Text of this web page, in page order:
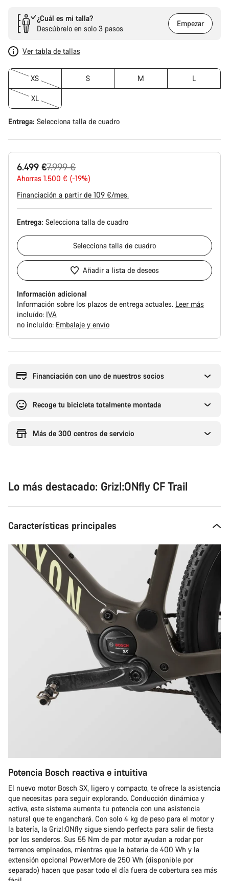
¿Cuál es mi talla?
Descúbrelo en solo 3 pasos
Empezar
Ver tabla de tallas
XS S M L
XL
Entrega: Selecciona talla de cuadro
6.499 €
Precio
original
7.999 €
Ahorras 1.500 € (-19%)
Financiación a partir de 109 €/mes.
Entrega: Selecciona talla de cuadro
Selecciona talla de cuadro
Añadir a lista de deseos
Información adicional
Información sobre los plazos de entrega actuales. Leer más
incluído: IVA
no incluído: Embalaje y envío
compra
Financiación con uno de nuestros socios
Recoge tu bicicleta totalmente montada
Más de 300 centros de servicio
Lo más destacado: Grizl:ONfly CF Trail
Características principales
Potencia Bosch reactiva e intuitiva
El nuevo motor Bosch SX, ligero y compacto, te ofrece la asistencia
que necesitas para seguir explorando. Conducción dinámica y
activa, este sistema aumenta tu potencia con una asistencia
natural que te enganchará. Con solo 4 kg de peso para el motor y
la batería, la Grizl:ONfly sigue siendo perfecta para salir de fiesta
por los senderos. Sus 55 Nm de par motor ayudan a rodar por
terrenos empinados, mientras que la batería de 400 Wh y la
extensión opcional PowerMore de 250 Wh (disponible por
separado) hacen que pasar todo el día fuera de cobertura sea más